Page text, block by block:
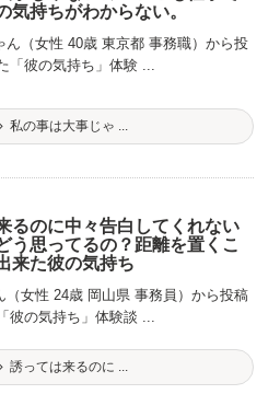
気持ちがわからない。
ん（女性 40歳 東京都 事務職）から投
「彼の気持ち」体験 ...
私の事は大事じゃ ...
るのに中々告白してくれない
う思ってるの？距離を置くこ
来た彼の気持ち
（女性 24歳 岡山県 事務員）から投稿
彼の気持ち」体験談 ...
誘っては来るのに ...